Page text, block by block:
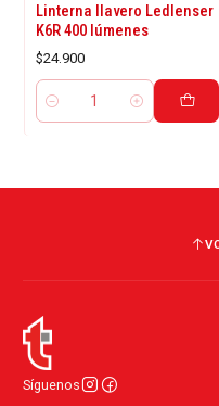
Linterna llavero Ledlenser
K6R 400 lúmenes
$24.900
Cantidad
Síguenos